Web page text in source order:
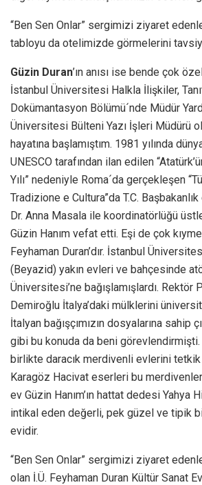
“Ben Sen Onlar” sergimizi ziyaret
tabloyu da otelimizde görmelerini
Güzin Duran’ın anısı ise bende çok
İstanbul Üniversitesi Halkla İlişkiler,
Dokümantasyon Bölümü´nde Müdür
Üniversitesi Bülteni Yazı İşleri Müdürü
hayatına başlamıştım. 1981 yılında
UNESCO tarafından ilan edilen
Yılı” nedeniyle Roma´da gerçekleşen
Tradizione e Cultura”da T.C.
Dr. Anna Masala ile koordinatörlüğü
Güzin Hanım vefat etti. Eşi de çok
Feyhaman Duran’dır. İstanbul
(Beyazid) yakın evleri ve bahçesinde
Üniversitesi’ne bağışlamışlardı. Rektör
Demiroğlu İtalya’daki mülklerini
İtalyan bağışçımızın dosyalarına sahip
gibi bu konuda da beni
birlikte daracık merdivenli evlerini
Karagöz Hacivat eserleri bu
ev Güzin Hanım’ın hattat dedesi Yahya
intikal eden değerli, pek güzel ve tipik
evidir.
“Ben Sen Onlar” sergimizi ziyaret
olan İ.Ü. Feyhaman Duran Kültür Sanat